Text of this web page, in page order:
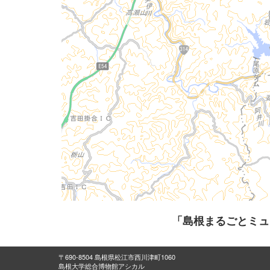
「島根まるごとミ
〒690-8504 島根県松江市西川津町1060
島根大学総合博物館アシカル